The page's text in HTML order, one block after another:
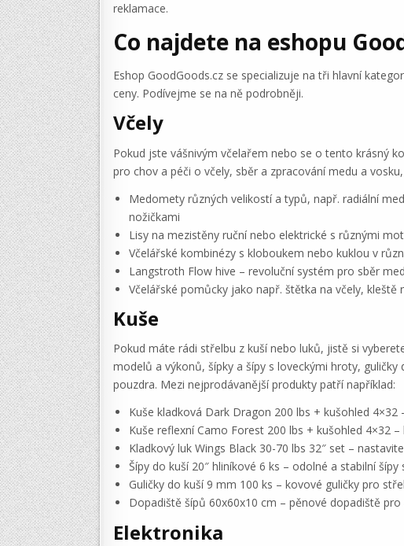
reklamace.
Co najdete na eshopu
Eshop GoodGoods.cz se specializuje na tři hlavní
ceny. Podívejme se na ně podrobněji.
Včely
Pokud jste vášnivým včelařem nebo se o tento krásný
pro chov a péči o včely, sběr a zpracování medu a
Medomety různých velikostí a typů, např. radiální
nožičkami
Lisy na mezistěny ruční nebo elektrické s různými
Včelářské kombinézy s kloboukem nebo kuklou v
Langstroth Flow hive – revoluční systém pro sběr
Včelářské pomůcky jako např. štětka na včely,
Kuše
Pokud máte rádi střelbu z kuší nebo luků, jistě si
modelů a výkonů, šípky a šípy s loveckými hroty,
pouzdra. Mezi nejprodávanější produkty patří například:
Kuše kladková Dark Dragon 200 lbs + kušohled
Kuše reflexní Camo Forest 200 lbs + kušohled 4×32
Kladkový luk Wings Black 30-70 lbs 32″ set –
Šípy do kuší 20″ hliníkové 6 ks – odolné a stabilní
Guličky do kuší 9 mm 100 ks – kovové guličky pro
Dopadiště šípů 60x60x10 cm – pěnové dopadiště
Elektronika